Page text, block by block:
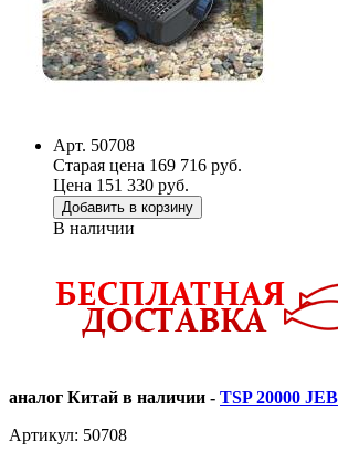
Арт. 50708
Старая цена 169 716 руб.
Цена 151 330 руб.
Добавить в корзину
В наличии
аналог Китай в наличии - TSP 20000
Артикул: 50708